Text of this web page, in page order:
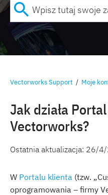
Vectorworks Support / Moje
Jak działa
Vectorworks?
Ostatnia aktualizacja: 26/
W Portalu klienta (tzw.
oprogramowania – firmy